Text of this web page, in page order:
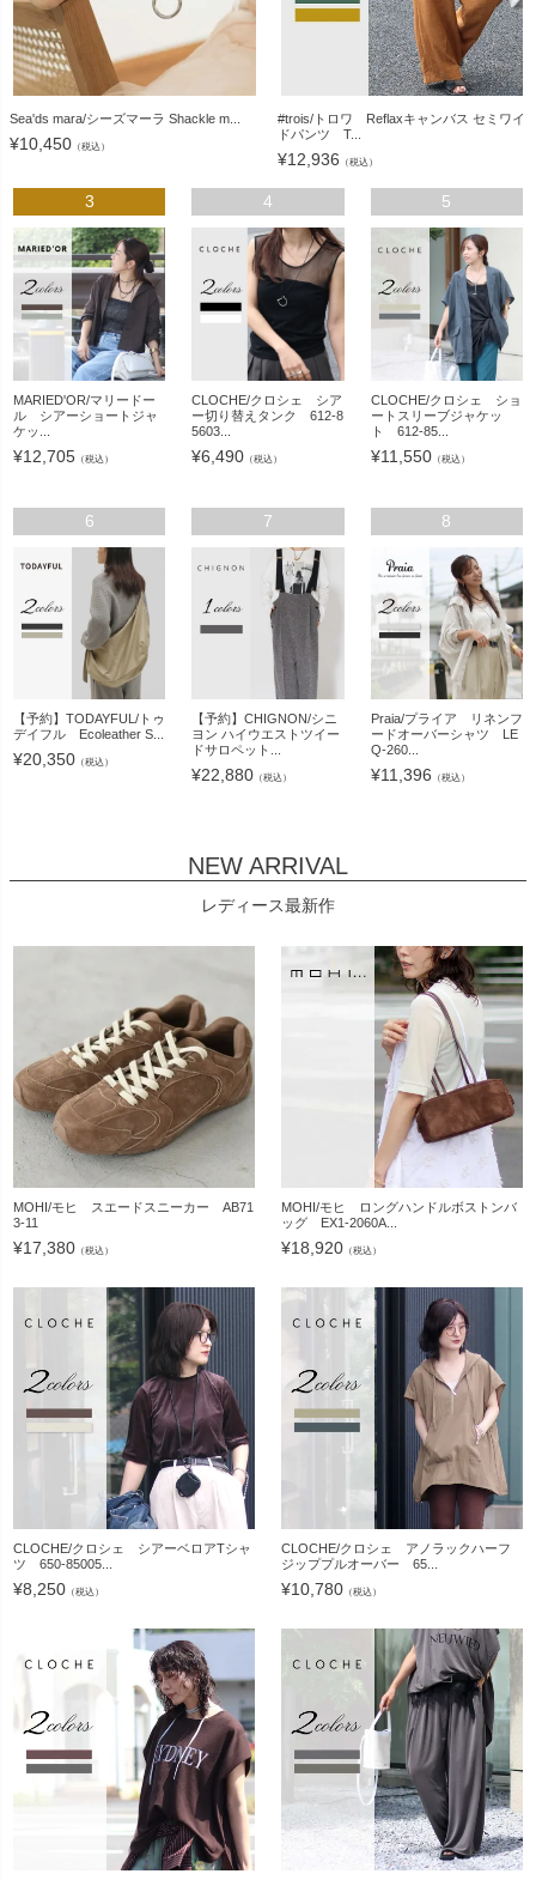
Sea'ds mara/シーズマーラ Shackle m...
¥10,450 （税込）
#trois/トロワ Reflaxキャンバス セミワイ
ドパンツ T...
¥12,936 （税込）
3
MARIED'OR/マリードー
ル シアーショートジャ
ケッ...
¥12,705 （税込）
4
CLOCHE/クロシェ シア
ー切り替えタンク 612-8
5603...
¥6,490 （税込）
5
CLOCHE/クロシェ ショ
ートスリーブジャケッ
ト 612-85...
¥11,550（税込）
6
【予約】TODAYFUL/トゥ
デイフル Ecoleather S...
¥20,350 （税込）
7
【予約】CHIGNON/シニ
ヨン ハイウエストツイー
ドサロペット...
¥22,880 （税込）
8
Praia/プライア リネンフ
ードオーバーシャツ LE
Q-260...
¥11,396 （税込）
NEW ARRIVAL
レディース最新作
MOHI/モヒ スエードスニーカー AB71
3-11
¥17,380 （税込）
MOHI/モヒ ロングハンドルボストンバ
ッグ EX1-2060A...
¥18,920 （税込）
CLOCHE/クロシェ シアーベロアTシャ
ツ 650-85005...
¥8,250 （税込）
CLOCHE/クロシェ アノラックハーフ
ジッププルオーバー 65...
¥10,780 （税込）